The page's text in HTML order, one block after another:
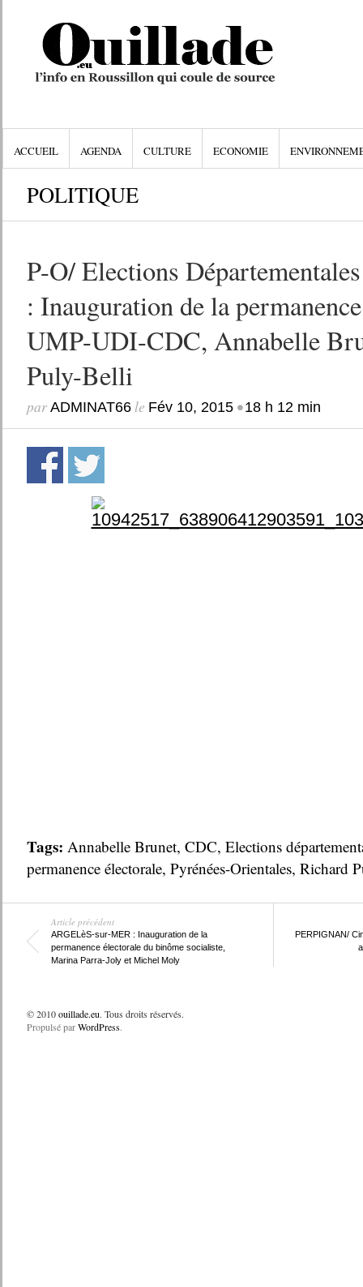
ACCUEIL AGENDA CULTURE ECONOMIE
POLITIQUE
P-O/ Elections
: Inauguration de la
UMP-UDI-CDC, Annabelle
Puly-Belli
par ADMINAT66le Fév 10, 2015•18 h 12 min
Tags: Annabelle Brunet, CDC, Elections
permanence électorale, Pyrénées-Orientales, Richard
Article précédent
ARGELèS-sur-MER : Inauguration de la
permanence électorale du binôme socialiste,
Marina Parra-Joly et Michel Moly
PERPIGNAN/
© 2010ouillade.eu. Tous droits réservés.
Propulsé parWordPress.